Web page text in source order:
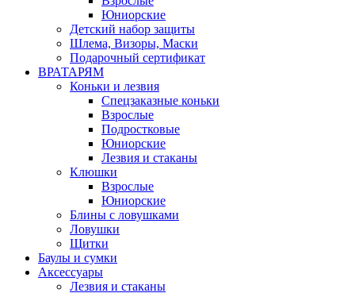
Юниорские
Детский набор защиты
Шлема, Визоры, Маски
Подарочный сертификат
ВРАТАРЯМ
Коньки и лезвия
Спецзаказные коньки
Взрослые
Подростковые
Юниорские
Лезвия и стаканы
Клюшки
Взрослые
Юниорские
Блины с ловушками
Ловушки
Щитки
Баулы и сумки
Аксессуары
Лезвия и стаканы